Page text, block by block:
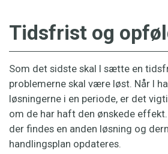
Tidsfrist og
Som det sidste skal I sætte en
problemerne skal være løst. Når I
løsningerne i en periode, er det
om de har haft den ønskede effekt.
der findes en anden løsning og
handlingsplan opdateres.